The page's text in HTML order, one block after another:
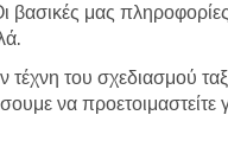
βασικές μας
του σχεδιασμού
να προετοιμαστείτε